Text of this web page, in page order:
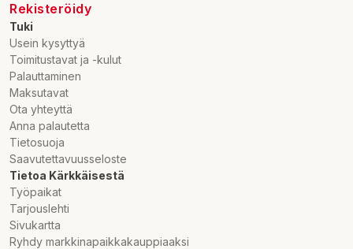
Rekisteröidy
Tuki
Usein kysyttyä
Toimitustavat ja -kulut
Palauttaminen
Maksutavat
Ota yhteyttä
Anna palautetta
Tietosuoja
Saavutettavuusseloste
Tietoa Kärkkäisestä
Työpaikat
Tarjouslehti
Sivukartta
Ryhdy markkinapaikkakauppiaaksi